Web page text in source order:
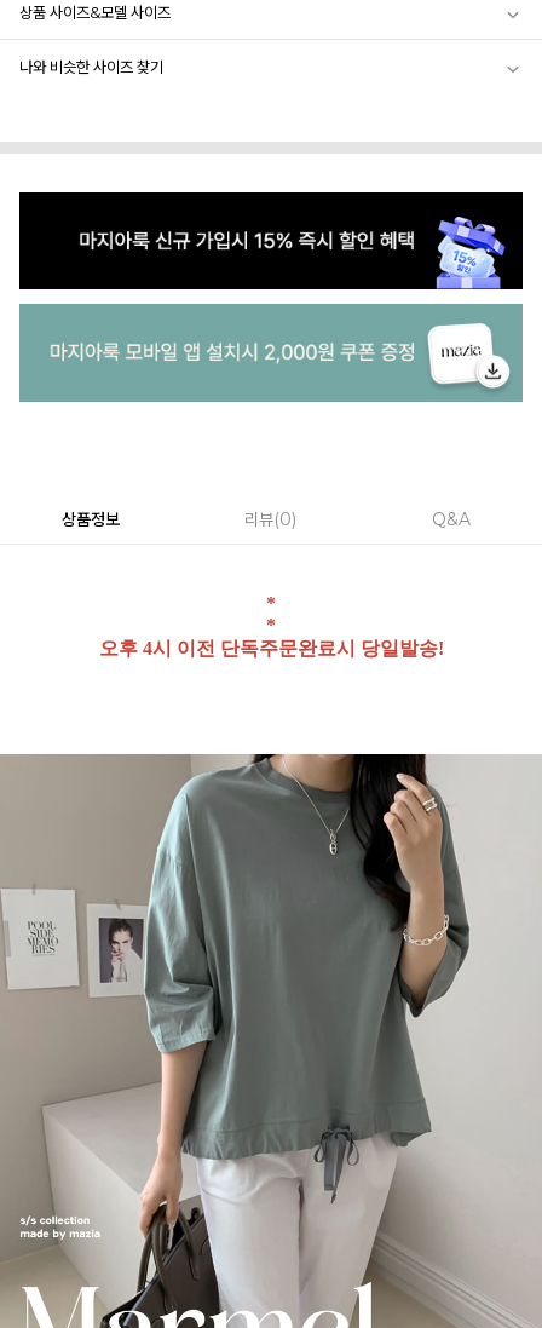
상품 사이즈&모델 사이즈
나와 비슷한 사이즈 찾기
상품정보 리뷰 0 Q&A
*
*
오후 4시 이전 단독주문완료시 당일발송!